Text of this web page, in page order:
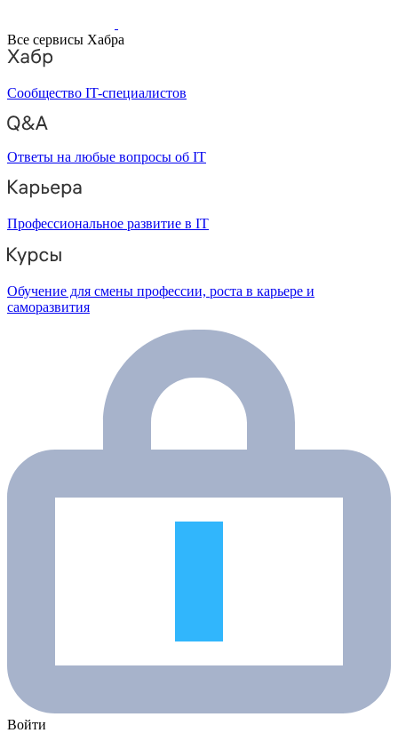
Все сервисы Хабра
Сообщество IT-специалистов
Ответы на любые вопросы об IT
Профессиональное развитие в IT
Обучение для смены профессии, роста в карьере и
саморазвития
Войти